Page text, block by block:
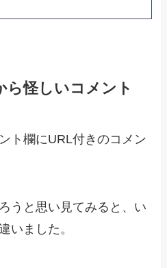
ら怪しいコメント
ト欄にURL付きのコメン
うと思い見てみると、い
いました。